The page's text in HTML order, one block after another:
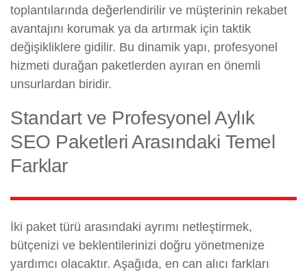
toplantılarında değerlendirilir ve müşterinin rekabet
avantajını korumak ya da artırmak için taktik
değişikliklere gidilir. Bu dinamik yapı, profesyonel
hizmeti durağan paketlerden ayıran en önemli
unsurlardan biridir.
Standart ve Profesyonel Aylık
SEO Paketleri Arasındaki Temel
Farklar
İki paket türü arasındaki ayrımı netleştirmek,
bütçenizi ve beklentilerinizi doğru yönetmenize
yardımcı olacaktır. Aşağıda, en can alıcı farkları